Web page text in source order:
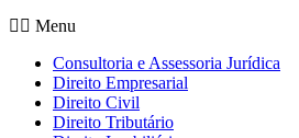
Menu
Consultoria e Assessoria Jurídica
Direito Empresarial
Direito Civil
Direito Tributário